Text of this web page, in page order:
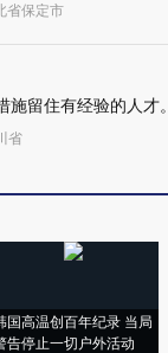
省保定市
留住有经验的人才。
省
国高温创百年纪录 当局
告停止一切户外活动